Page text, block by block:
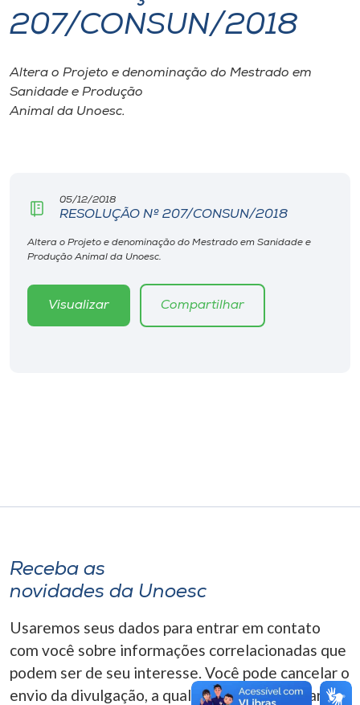
I.nova
Diplomados
Rádio
A+
207/CONSUN/2018
Altera o Projeto e denominação do Mestrado em
Sanidade e Produção
Animal da Unoesc.
05/12/2018
RESOLUÇÃO Nº 207/CONSUN/2018
Altera o Projeto e denominação do Mestrado em Sanidade e
Produção Animal da Unoesc.
Visualizar Compartilhar
Receba as
novidades da Unoesc
Usaremos seus dados para entrar em contato
com você sobre informações correlacionadas que
podem ser de seu interesse. Você pode cancelar o
envio da divulgação, a qualquer momento. Para